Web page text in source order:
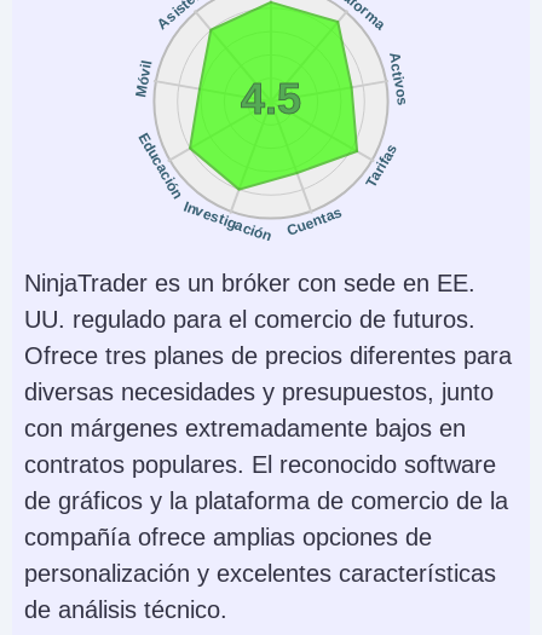
Instrumentos
Acciones, ETF,
Opciones, Fondos
Mutuos, Bonos, Fijo
Plataformas
Firstrade Invest 3.0,
TradingCentral
Monedas de cuenta Trading Automatizado
No No
Activos
Tarifas
Cuentas
Investigación
Educación
Móvil 4.5
NinjaTrader es un bróker con sede en EE.
UU. regulado para el comercio de futuros.
Ofrece tres planes de precios diferentes para
diversas necesidades y presupuestos, junto
con márgenes extremadamente bajos en
contratos populares. El reconocido software
de gráficos y la plataforma de comercio de la
compañía ofrece amplias opciones de
personalización y excelentes características
de análisis técnico.